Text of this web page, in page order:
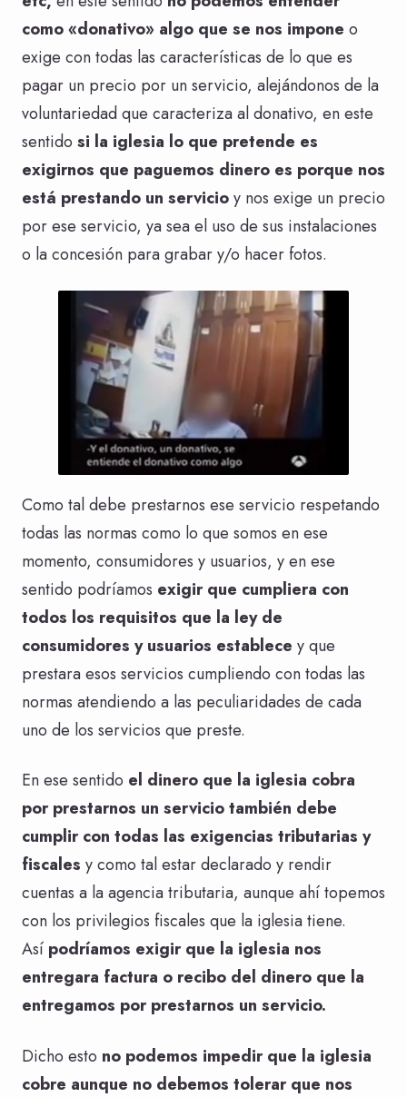
como «donativo» algo que se nos impone o
exige con todas las características de lo que es
pagar un precio por un servicio, alejándonos de la
voluntariedad que caracteriza al donativo, en este
sentido si la iglesia lo que pretende es
exigirnos que paguemos dinero es porque nos
está prestando un servicioy nos exige un precio
por ese servicio, ya sea el uso de sus instalaciones
o la concesión para grabar y/o hacer fotos.
Como tal debe prestarnos ese servicio respetando
todas las normas como lo que somos en ese
momento, consumidores y usuarios, y en ese
sentido podríamos exigir que cumpliera con
todos los requisitos que la ley de
consumidores y usuarios establece y que
prestara esos servicios cumpliendo con todas las
normas atendiendo a las peculiaridades de cada
uno de los servicios que preste.
En ese sentido el dinero que la iglesia cobra
por prestarnos un servicio también debe
cumplir con todas las exigencias tributarias y
fiscales y como tal estar declarado y rendir
cuentas a la agencia tributaria, aunque ahí topemos
con los privilegios fiscales que la iglesia tiene.
Así podríamos exigir que la iglesia nos
entregara factura o recibo del dinero que la
entregamos por prestarnos un servicio.
Dicho esto no podemos impedir que la iglesia
cobre aunque no debemos tolerar que nos